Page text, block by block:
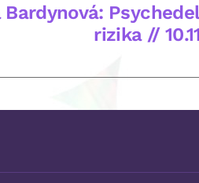
Bardynová:
rizika //